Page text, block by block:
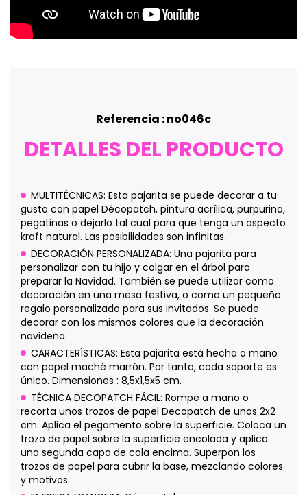
Referencia : no046c
DETALLES DEL PRODUCTO
MULTITÉCNICAS: Esta pajarita se puede decorar a tu
gusto con papel Décopatch, pintura acrílica, purpurina,
pegatinas o dejarlo tal cual para que tenga un aspecto
kraft natural. Las posibilidades son infinitas.
DECORACIÓN PERSONALIZADA: Una pajarita para
personalizar con tu hijo y colgar en el árbol para
preparar la Navidad. También se puede utilizar como
decoración en una mesa festiva, o como un pequeño
regalo personalizado para sus invitados. Se puede
decorar con los mismos colores que la decoración
navideña.
CARACTERÍSTICAS: Esta pajarita está hecha a mano
con papel maché marrón. Por tanto, cada soporte es
único. Dimensiones : 8,5x1,5x5 cm.
TÉCNICA DECOPATCH FÁCIL: Rompe a mano o
recorta unos trozos de papel Decopatch de unos 2x2
cm. Aplica el pegamento sobre la superficie. Coloca un
trozo de papel sobre la superficie encolada y aplica
una segunda capa de cola encima. Superpon los
trozos de papel para cubrir la base, mezclando colores
y motivos.